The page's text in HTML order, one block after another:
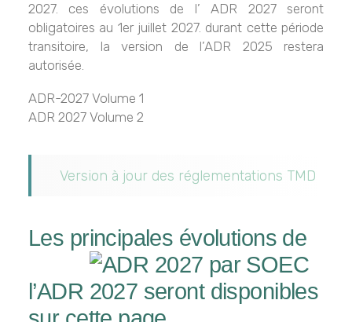
2027. ces évolutions de l’ ADR 2027 seront
obligatoires au 1er juillet 2027. durant cette période
transitoire, la version de l’ADR 2025 restera
autorisée.
ADR-2027 Volume 1
ADR 2027 Volume 2
Version à jour des réglementations TMD
Les principales évolutions de
l’ADR 2027 seront disponibles